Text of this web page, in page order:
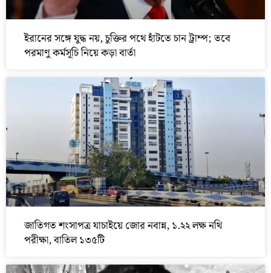
ইরানের সঙ্গে যুদ্ধ নয়, চুক্তির পথে হাঁটতে চান ট্রাম্প; তবে
পরমাণু কর্মসূচি নিয়ে কড়া বার্তা
জাতিগত শংসাপত্র যাচাইয়ে জোর নবান্ন, ১.২২ লক্ষ নথি
পরীক্ষা, বাতিল ১৩৫টি